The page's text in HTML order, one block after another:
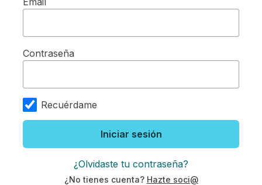
Contraseña
Recuérdame
Iniciar sesión
¿Olvidaste tu contraseña?
¿No tienes cuenta? Hazte soci@